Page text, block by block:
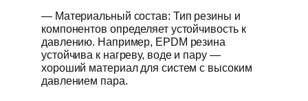
— Материальный состав: Тип резины и
компонентов определяет устойчивость к
давлению. Например, EPDM резина
устойчива к нагреву, воде и пару —
хороший материал для систем с высоким
давлением пара.